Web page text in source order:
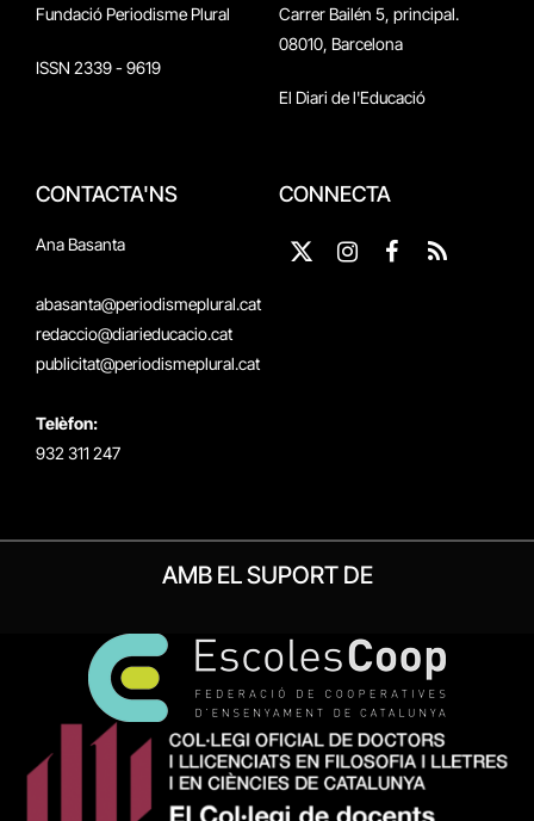
Fundació Periodisme Plural
ISSN 2339 - 9619
Carrer Bailén 5, principal.
08010, Barcelona
El Diari de l'Educació
CONTACTA'NS
Ana Basanta
abasanta@periodismeplural.cat
redaccio@diarieducacio.cat
publicitat@periodismeplural.cat
Telèfon:
932 311 247
CONNECTA
X
Instagram
Facebook
RSS
AMB EL SUPORT DE